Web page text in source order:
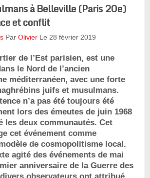
à Belleville (Paris 20e)
et conflit
ParOlivier Le 28 février 2019
de l’Est parisien, est une
le Nord de l’ancien
méditerranéen, avec une forte
juifs et musulmans.
n’a pas été toujours été
lors des émeutes de juin 1968
les deux communautés. Cet
cet événement comme
de cosmopolitisme local.
agité des événements de mai
anniversaire de la Guerre des